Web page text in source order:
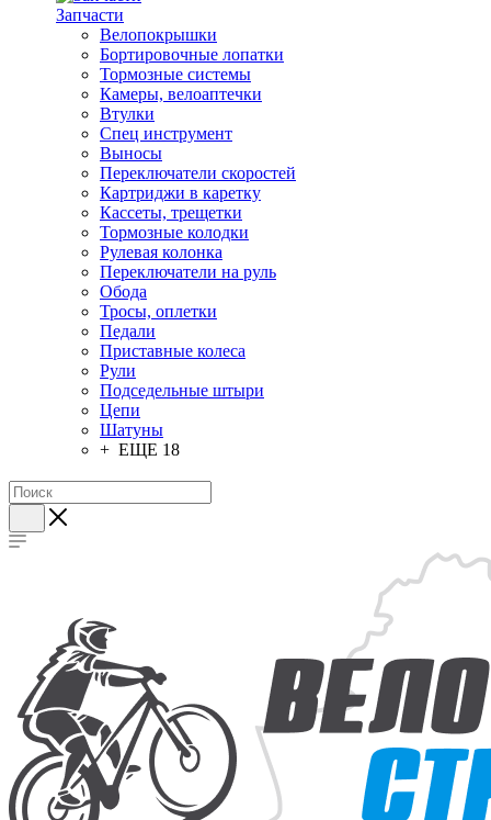
Запчасти
Велопокрышки
Бортировочные лопатки
Тормозные системы
Камеры, велоаптечки
Втулки
Спец инструмент
Выносы
Переключатели скоростей
Картриджи в каретку
Кассеты, трещетки
Тормозные колодки
Рулевая колонка
Переключатели на руль
Обода
Тросы, оплетки
Педали
Приставные колеса
Рули
Подседельные штыри
Цепи
Шатуны
+ ЕЩЕ 18